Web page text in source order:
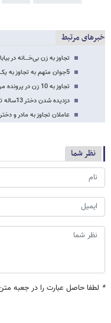
خبرهای مرتبط
تجاوز به زن بی‌خـــانه در
5جوان متهم به تجاوز به یک دختر، اعترافاتشان را پس گرفتند
تجاوز به 10 زن در پرونده مرد مسافربر و همدستش
دزدیده شدن دختر 13ساله‌ توسط دو پسر دانشجو !
عاملان تجاوز به مادر و
نظر شما
* لطفا حاصل عبارت را در جعبه